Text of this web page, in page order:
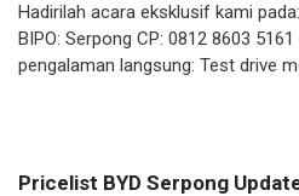
Hadirilah acara eksklusif kami
BIPO: Serpong CP: 0812 8603
pengalaman langsung: Test drive
Pricelist BYD Serpong